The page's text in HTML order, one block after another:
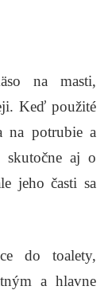
na masti,
Keď použité
na potrubie a
skutočne aj o
jeho časti sa
do toalety,
a hlavne